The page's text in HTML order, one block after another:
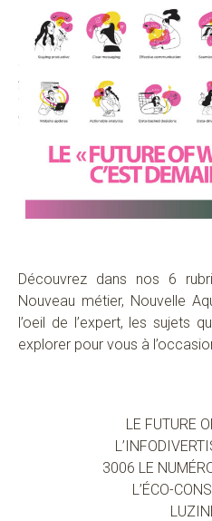
Découvrez dans nos 6
Nouveau métier, Nouvelle
l’oeil de l’expert, les sujets
explorer pour vous à
LE FUTURE
3006 LE
L’ÉCO-